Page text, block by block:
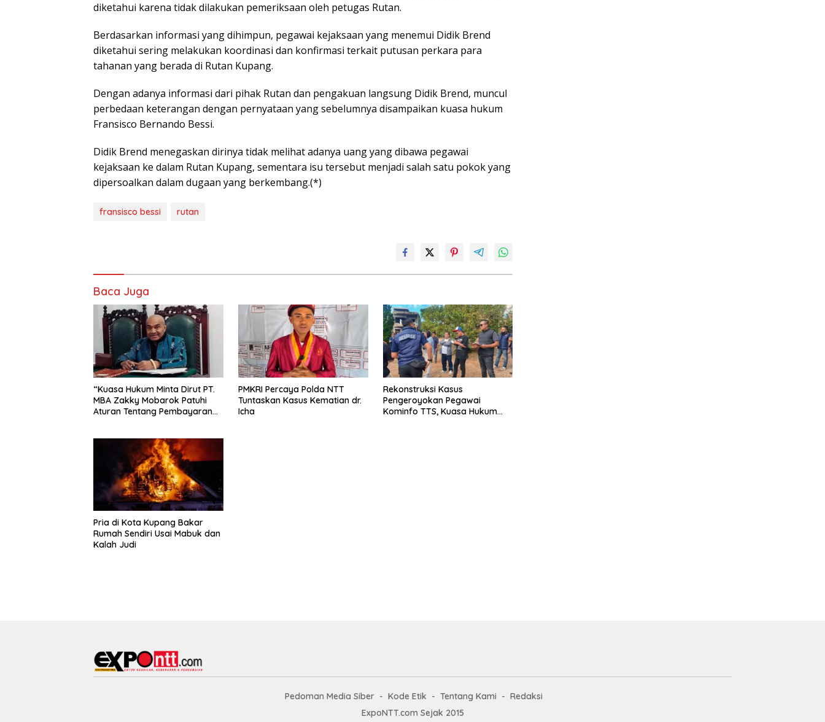
diketahui karena tidak dilakukan pemeriksaan oleh petugas Rutan.
Berdasarkan informasi yang dihimpun, pegawai kejaksaan yang menemui Didik Brend
diketahui sering melakukan koordinasi dan konfirmasi terkait putusan perkara para
tahanan yang berada di Rutan Kupang.
Dengan adanya informasi dari pihak Rutan dan pengakuan langsung Didik Brend, muncul
perbedaan keterangan dengan pernyataan yang sebelumnya disampaikan kuasa hukum
Fransisco Bernando Bessi.
Didik Brend menegaskan dirinya tidak melihat adanya uang yang dibawa pegawai
kejaksaan ke dalam Rutan Kupang, sementara isu tersebut menjadi salah satu pokok yang
dipersoalkan dalam dugaan yang berkembang.(*)
fransisco bessi rutan
Baca Juga
“Kuasa Hukum Minta Dirut PT.
MBA Zakky Mobarok Patuhi
Aturan Tentang Pembayaran
PMKRI Percaya Polda NTT
Tuntaskan Kasus Kematian dr.
Icha
Rekonstruksi Kasus
Pengeroyokan Pegawai
Kominfo TTS, Kuasa Hukum
Pria di Kota Kupang Bakar
Rumah Sendiri Usai Mabuk dan
Kalah Judi
Pedoman Media Siber Kode Etik Tentang Kami
Redaksi
ExpoNTT.com Sejak 2015